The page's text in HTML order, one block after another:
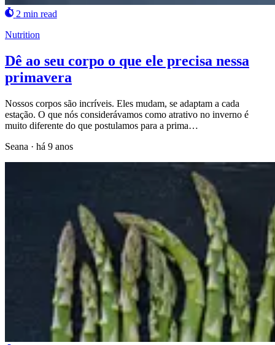
2 min read
Nutrition
Dê ao seu corpo o que ele precisa nessa
primavera
Nossos corpos são incríveis. Eles mudam, se adaptam a cada
estação. O que nós considerávamos como atrativo no inverno é
muito diferente do que postulamos para a prima…
Seana · há 9 anos